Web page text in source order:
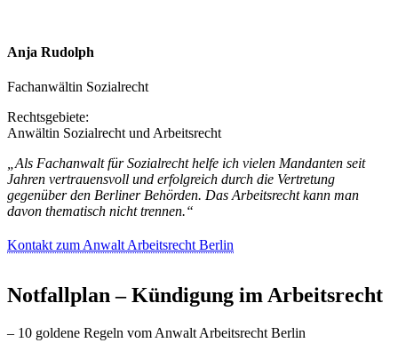
Anja Rudolph
Fachanwältin Sozialrecht
Rechtsgebiete:
Anwältin Sozialrecht und Arbeitsrecht
„Als Fachanwalt für Sozialrecht helfe ich vielen Mandanten seit
Jahren vertrauensvoll und erfolgreich durch die Vertretung
gegenüber den Berliner Behörden. Das Arbeitsrecht kann man
davon thematisch nicht trennen.“
Kontakt zum Anwalt Arbeitsrecht Berlin
Notfallplan – Kündigung im Arbeitsrecht
– 10 goldene Regeln vom Anwalt Arbeitsrecht Berlin